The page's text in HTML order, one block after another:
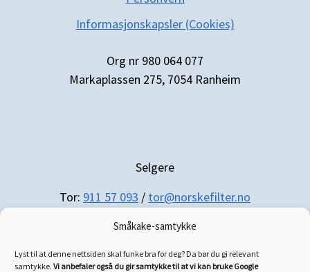
Småkake-samtykke
Lyst til at denne nettsiden skal funke bra for deg? Da bør du gi relevant
samtykke. Vi anbefaler også du gir samtykke til at vi kan bruke Google
Informasjonskapsler (Cookies)
Org nr 980 064 077
Markaplassen 275, 7054 Ranheim
Selgere
Tor: 911 57 093 / tor@norskefilter.no